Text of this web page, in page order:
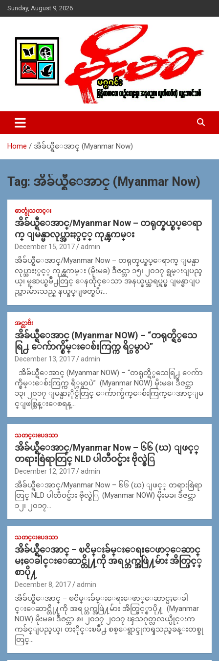
Skip
to
Sunday, August 9, 2026
MoeMaKa Burmese News &
Media
ယ္ေရး – အမွတ္ ၂၅၄၊ ပထပ္၊ လမ္း ၄၀၊ ေက်ာက္တံတား၊ ရန္ကုန္။
(ဖုုံး – ၀၉ ၂၅၂ ၂၄၉ ၀၉၄ ၊ ၀၉ ၄၂၁ ၇၄၃ ၇၅၃ ၊ ၀၉ ၅၀၄ ၁၀ ၅၈) ျ
ဇာေစ်းသစ္ ။ ၀၉ ၇၈၆၈၃၇ ၃၀၅ / ၀၉ ၉၆၃၆၉၉၈၃၄
Home အိခ်ယ္ရီေအာင္ (Myanmar Now)
Tag: အိခ်ယ္ရီေအာင္ (Myanmar Now)
ဓာတ္ပုံသတင္း
အိခ်ယ္ရီေအာင္/Myanmar Now – တရုတ္နယ္စပ္ေရာ
က္ ျမန္မာလုပ္အားႏွင့္ ကုန္ၾကမ္း
December 15, 2017 admin
အိခ်ယ္ရီေအာင္/Myanmar Now – တရုတ္နယ္စပ္ေရာက္ ျမန္မာ
လုပ္အားႏွင့္ ကုန္ၾကမ္း (မိုးမခ) ဒီဇင္ဘာ ၁၅၊ ၂၀၁၇ ရွမ္းျပည္န
ယ္၊ မူဆယ္ၿမိဳ႕တြင္ ေနထိုင္ေသာ အနယ္နယ္အရပ္ရပ္မွ ျမန္မာျပ
ည္သားမ်ားသည္ နယ္စပ္ျဖတ္ၿပီး…
အင္တာဗ်ဴး
အိခ်ယ္ရီေအာင္ (Myanmar NOW) – “တရုတ္ရိွသေ
ရြ႕ ေက်ာက္စိမ္းေစ်းကြက္က ရိွမွာပဲ”
December 13, 2017 admin
အိခ်ယ္ရီေအာင္ (Myanmar NOW) – “တရုတ္ရိွသေရြ႕ ေက်ာ
က္စိမ္းေစ်းကြက္က ရိွမွာပဲ” (Myanmar NOW) မိုးမခ၊ ဒီဇင္ဘာ
၁၃၊ ၂၀၁၇ ျမန္မာႏိုင္ငံတြင္ ေက်ာက္မ်က္ေစ်းကြက္ေအာင္ျမ
င္ျဖစ္ထြန္းေစရန္…
သတင္းပေဒသာ
အိခ်ယ္ရီေအာင္/Myanmar Now – ၆၆ (ဃ) ျဖင့္
တရားစြဲရာတြင္ NLD ပါတီဝင္မ်ား ဗိုလ္စဲြ
December 12, 2017 admin
အိခ်ယ္ရီေအာင္/Myanmar Now – ၆၆ (ဃ) ျဖင့္ တရားစြဲရာ
တြင္ NLD ပါတီဝင္မ်ား ဗိုလ္စဲြ (Myanmar NOW) မိုးမခ၊ ဒီဇင္ဘာ
၁၂၊ ၂၀၁၇…
သတင္းပေဒသာ
အိခ်ယ္ရီေအာင္ – ၿငိမ္းခ်မ္းေရးေဖာ္ေဆာင္
မႈေခါင္းေဆာင္တို႔ကို အရပ္ဘက္အဖြဲ႔မ်ား အိတ္ဖြင့္
စာပို႔
December 8, 2017 admin
အိခ်ယ္ရီေအာင္ – ၿငိမ္းခ်မ္းေရးေဖာ္ေဆာင္မႈေခါ
င္းေဆာင္တို႔ကို အရပ္ဘက္အဖြဲ႔မ်ား အိတ္ဖြင့္စာပို႔ (Myanmar
NOW) မိုးမခ၊ ဒီဇင္ဘာ ၈၊ ၂၀၁၇ ၂ဝ၁၇ ၾသဂုတ္လလယ္ပိုင္းက
ကခ်င္ျပည္နယ္၊ တႏိုင္းၿမိဳ႕ စစ္ေရွာင္ဒုကၡသည္စခန္းတစ္ခု
တြင္…